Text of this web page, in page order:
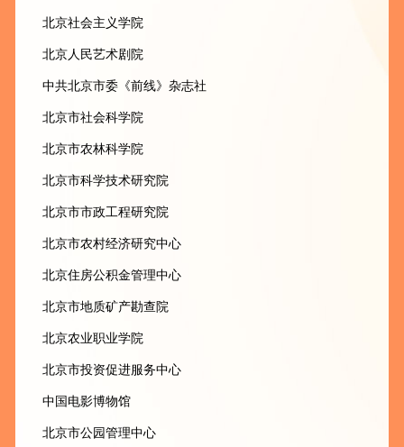
北京社会主义学院
北京人民艺术剧院
中共北京市委《前线》杂志社
北京市社会科学院
北京市农林科学院
北京市科学技术研究院
北京市市政工程研究院
北京市农村经济研究中心
北京住房公积金管理中心
北京市地质矿产勘查院
北京农业职业学院
北京市投资促进服务中心
中国电影博物馆
北京市公园管理中心